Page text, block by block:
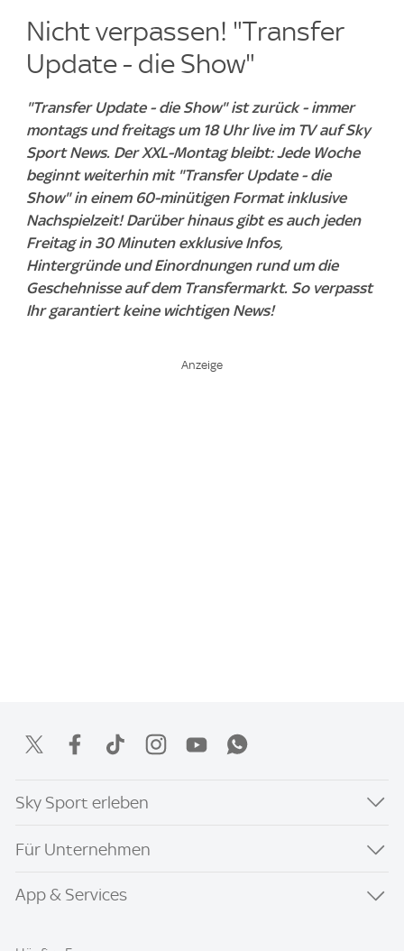
Nicht verpassen! "Transfer
Update - die Show"
"Transfer Update - die Show" ist zurück - immer
montags und freitags um 18 Uhr live im TV auf Sky
Sport News. Der XXL-Montag bleibt: Jede Woche
beginnt weiterhin mit "Transfer Update - die
Show" in einem 60-minütigen Format inklusive
Nachspielzeit! Darüber hinaus gibt es auch jeden
Freitag in 30 Minuten exklusive Infos,
Hintergründe und Einordnungen rund um die
Geschehnisse auf dem Transfermarkt. So verpasst
Ihr garantiert keine wichtigen News!
Sky Sport erleben
Für Unternehmen
App & Services